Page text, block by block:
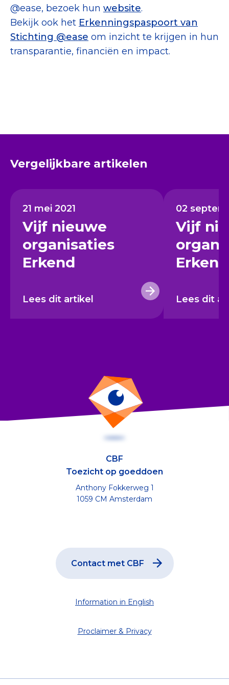
@ease, bezoek hun website.
Bekijk ook het Erkenningspaspoort van
Stichting @ease om inzicht te krijgen in hun
transparantie, financiën en impact.
Vergelijkbare artikelen
21 mei 2021
Vijf nieuwe
organisaties
Erkend
Lees dit artikel
02
Vijf
Erkend
Lees dit
CBF
Toezicht op goeddoen
Anthony Fokkerweg 1
1059 CM Amsterdam
Contact met CBF
Information in English
Proclaimer & Privacy